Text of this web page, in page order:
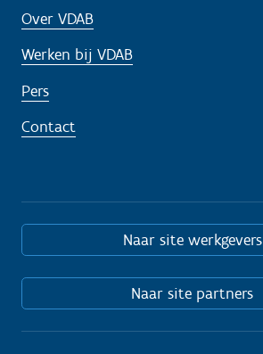
Over VDAB
Werken bij VDAB
Pers
Contact
Naar site werkgevers
Naar site partners